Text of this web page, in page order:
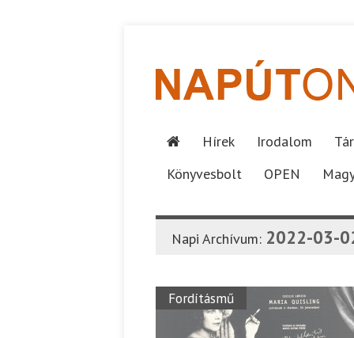
Hírek Irodalom
Könyvesbolt
OPEN
Napi Archívum: 2022-03-
Fordításmű